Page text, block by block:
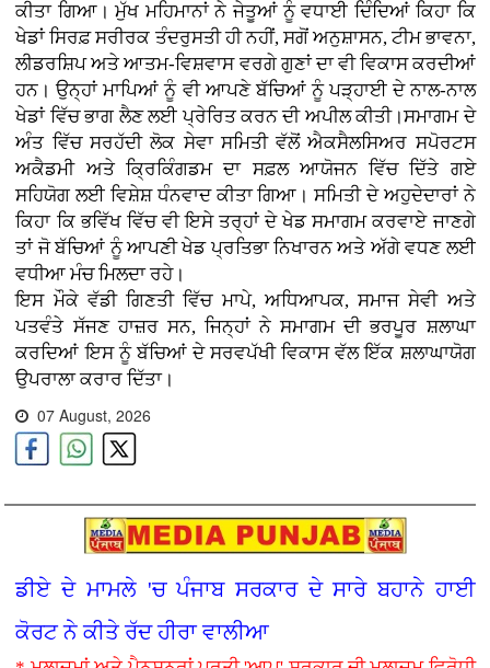
ਕੀਤਾ ਗਿਆ। ਮੁੱਖ ਮਹਿਮਾਨਾਂ ਨੇ ਜੇਤੂਆਂ ਨੂੰ ਵਧਾਈ ਦਿੰਦਿਆਂ ਕਿਹਾ ਕਿ
ਖੇਡਾਂ ਸਿਰਫ਼ ਸਰੀਰਕ ਤੰਦਰੁਸਤੀ ਹੀ ਨਹੀਂ, ਸਗੋਂ ਅਨੁਸ਼ਾਸਨ, ਟੀਮ ਭਾਵਨਾ,
ਲੀਡਰਸ਼ਿਪ ਅਤੇ ਆਤਮ-ਵਿਸ਼ਵਾਸ ਵਰਗੇ ਗੁਣਾਂ ਦਾ ਵੀ ਵਿਕਾਸ ਕਰਦੀਆਂ
ਹਨ। ਉਨ੍ਹਾਂ ਮਾਪਿਆਂ ਨੂੰ ਵੀ ਆਪਣੇ ਬੱਚਿਆਂ ਨੂੰ ਪੜ੍ਹਾਈ ਦੇ ਨਾਲ-ਨਾਲ
ਖੇਡਾਂ ਵਿੱਚ ਭਾਗ ਲੈਣ ਲਈ ਪ੍ਰੇਰਿਤ ਕਰਨ ਦੀ ਅਪੀਲ ਕੀਤੀ।ਸਮਾਗਮ ਦੇ
ਅੰਤ ਵਿੱਚ ਸਰਹੱਦੀ ਲੋਕ ਸੇਵਾ ਸਮਿਤੀ ਵੱਲੋਂ ਐਕਸੈਲਸਿਅਰ ਸਪੋਰਟਸ
ਅਕੈਡਮੀ ਅਤੇ ਕ੍ਰਿਕਿੰਗਡਮ ਦਾ ਸਫ਼ਲ ਆਯੋਜਨ ਵਿੱਚ ਦਿੱਤੇ ਗਏ
ਸਹਿਯੋਗ ਲਈ ਵਿਸ਼ੇਸ਼ ਧੰਨਵਾਦ ਕੀਤਾ ਗਿਆ। ਸਮਿਤੀ ਦੇ ਅਹੁਦੇਦਾਰਾਂ ਨੇ
ਕਿਹਾ ਕਿ ਭਵਿੱਖ ਵਿੱਚ ਵੀ ਇਸੇ ਤਰ੍ਹਾਂ ਦੇ ਖੇਡ ਸਮਾਗਮ ਕਰਵਾਏ ਜਾਣਗੇ
ਤਾਂ ਜੋ ਬੱਚਿਆਂ ਨੂੰ ਆਪਣੀ ਖੇਡ ਪ੍ਰਤਿਭਾ ਨਿਖਾਰਨ ਅਤੇ ਅੱਗੇ ਵਧਣ ਲਈ
ਵਧੀਆ ਮੰਚ ਮਿਲਦਾ ਰਹੇ।
ਇਸ ਮੌਕੇ ਵੱਡੀ ਗਿਣਤੀ ਵਿੱਚ ਮਾਪੇ, ਅਧਿਆਪਕ, ਸਮਾਜ ਸੇਵੀ ਅਤੇ
ਪਤਵੰਤੇ ਸੱਜਣ ਹਾਜ਼ਰ ਸਨ, ਜਿਨ੍ਹਾਂ ਨੇ ਸਮਾਗਮ ਦੀ ਭਰਪੂਰ ਸ਼ਲਾਘਾ
ਕਰਦਿਆਂ ਇਸ ਨੂੰ ਬੱਚਿਆਂ ਦੇ ਸਰਵਪੱਖੀ ਵਿਕਾਸ ਵੱਲ ਇੱਕ ਸ਼ਲਾਘਾਯੋਗ
ਉਪਰਾਲਾ ਕਰਾਰ ਦਿੱਤਾ।
07 August, 2026
ਡੀਏ ਦੇ ਮਾਮਲੇ 'ਚ ਪੰਜਾਬ ਸਰਕਾਰ ਦੇ ਸਾਰੇ ਬਹਾਨੇ ਹਾਈ
ਕੋਰਟ ਨੇ ਕੀਤੇ ਰੱਦ ਹੀਰਾ ਵਾਲੀਆ